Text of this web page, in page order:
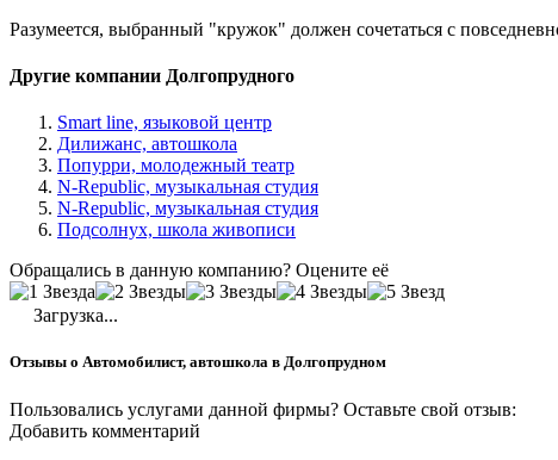
Разумеется, выбранный "кружок" должен сочетаться с
Другие компании Долгопрудного
Smart line, языковой центр
Дилижанс, автошкола
Попурри, молодежный театр
N-Republic, музыкальная студия
N-Republic, музыкальная студия
Подсолнух, школа живописи
Обращались в данную компанию? Оцените её
Загрузка...
Отзывы о Автомобилист, автошкола в Долгопрудном
Пользовались услугами данной фирмы? Оставьте свой отзыв:
Добавить комментарий